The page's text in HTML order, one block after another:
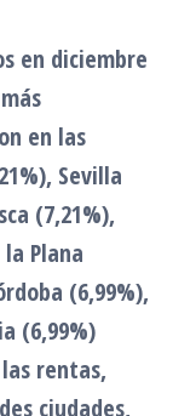
en diciembre
en las
Sevilla
(7,21%),
Plana
(6,99%),
(6,99%)
rentas,
ciudades,